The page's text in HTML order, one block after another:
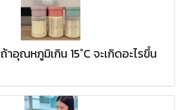
อุณหภูมิเกิน 15°C จะเกิดอะไรขึ้น